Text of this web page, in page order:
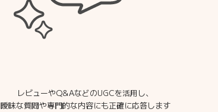
レビューやQ&AなどのUGCを活用し、
曖昧な質問や専門的な内容にも正確に応答します